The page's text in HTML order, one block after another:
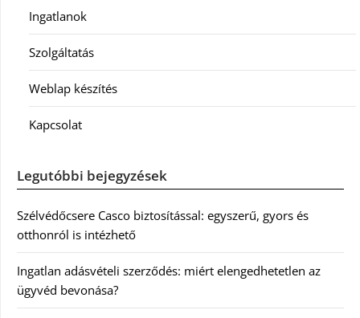
Ingatlanok
Szolgáltatás
Weblap készítés
Kapcsolat
Legutóbbi bejegyzések
Szélvédőcsere Casco biztosítással: egyszerű, gyors és
otthonról is intézhető
Ingatlan adásvételi szerződés: miért elengedhetetlen az
ügyvéd bevonása?